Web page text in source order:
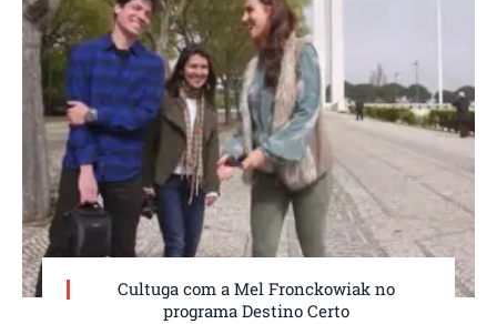
Cultuga com a Mel Fronckowiak no
programa Destino Certo